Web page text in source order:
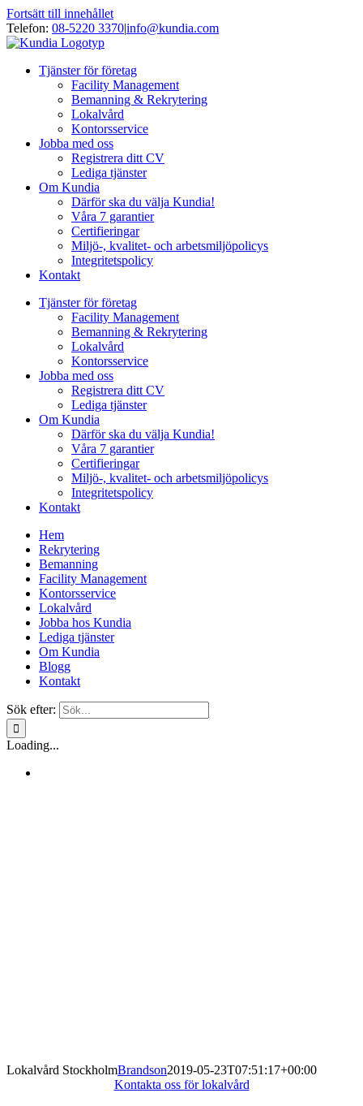
Fortsätt till innehållet
Telefon: 08-5220 3370|info@kundia.com
Tjänster för företag
Facility Management
Bemanning & Rekrytering
Lokalvård
Kontorsservice
Jobba med oss
Registrera ditt CV
Lediga tjänster
Om Kundia
Därför ska du välja Kundia!
Våra 7 garantier
Certifieringar
Miljö-, kvalitet- och arbetsmiljöpolicys
Integritetspolicy
Kontakt
Tjänster för företag
Facility Management
Bemanning & Rekrytering
Lokalvård
Kontorsservice
Jobba med oss
Registrera ditt CV
Lediga tjänster
Om Kundia
Därför ska du välja Kundia!
Våra 7 garantier
Certifieringar
Miljö-, kvalitet- och arbetsmiljöpolicys
Integritetspolicy
Kontakt
Hem
Rekrytering
Bemanning
Facility Management
Kontorsservice
Lokalvård
Jobba hos Kundia
Lediga tjänster
Om Kundia
Blogg
Kontakt
Sök efter:
Loading...
Lokalvård StockholmBrandson2019-05-23T07:51:17+00:00
Kontakta oss för lokalvård